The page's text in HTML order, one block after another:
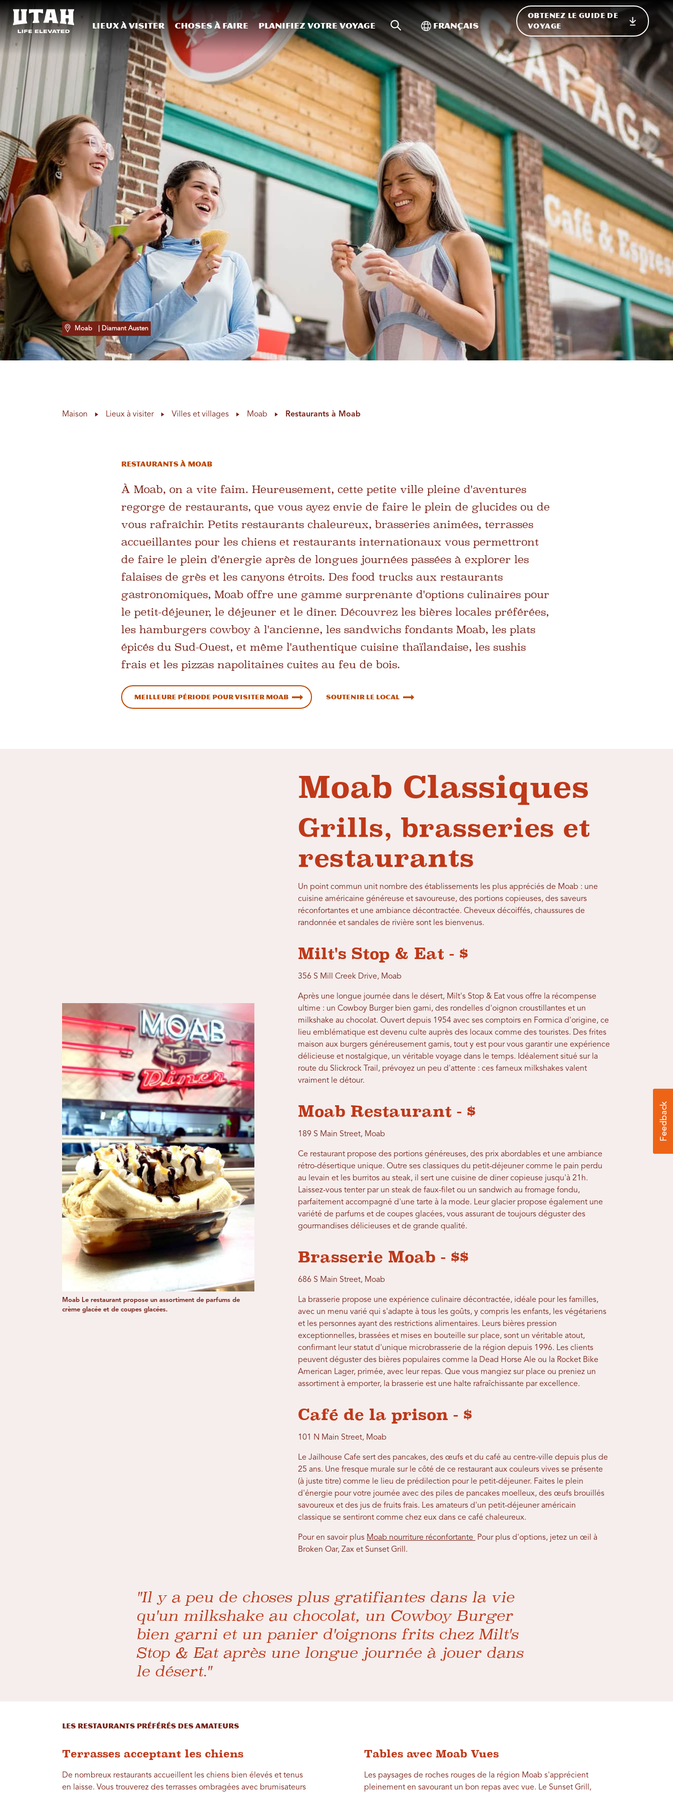
Skip to content
Lieux à visiter Choses à faire Planifiez votre voyage Recherche sur le site
Basculer vers l'international
Français
OBTENEZ LE GUIDE DE
VOYAGE
Moab | Diamant Austen
Maison Lieux à visiter Villes et villages Moab Restaurants à Moab
Restaurants à Moab
À Moab, on a vite faim. Heureusement, cette petite ville pleine d'aventures
regorge de restaurants, que vous ayez envie de faire le plein de glucides ou de
vous rafraîchir. Petits restaurants chaleureux, brasseries animées, terrasses
accueillantes pour les chiens et restaurants internationaux vous permettront
de faire le plein d'énergie après de longues journées passées à explorer les
falaises de grès et les canyons étroits. Des food trucks aux restaurants
gastronomiques, Moab offre une gamme surprenante d'options culinaires pour
le petit-déjeuner, le déjeuner et le dîner. Découvrez les bières locales préférées,
les hamburgers cowboy à l'ancienne, les sandwichs fondants Moab, les plats
épicés du Sud-Ouest, et même l'authentique cuisine thaïlandaise, les sushis
frais et les pizzas napolitaines cuites au feu de bois.
Meilleure période pour visiter Moab Soutenir le local
Moab Le restaurant propose un assortiment de parfums de
crème glacée et de coupes glacées.
Moab Classiques
Grills, brasseries et
restaurants
Un point commun unit nombre des établissements les plus appréciés de Moab : une
cuisine américaine généreuse et savoureuse, des portions copieuses, des saveurs
réconfortantes et une ambiance décontractée. Cheveux décoiffés, chaussures de
randonnée et sandales de rivière sont les bienvenus.
Milt's Stop & Eat - $
356 S Mill Creek Drive, Moab
Après une longue journée dans le désert, Milt's Stop & Eat vous offre la récompense
ultime : un Cowboy Burger bien garni, des rondelles d'oignon croustillantes et un
milkshake au chocolat. Ouvert depuis 1954 avec ses comptoirs en Formica d'origine, ce
lieu emblématique est devenu culte auprès des locaux comme des touristes. Des frites
maison aux burgers généreusement garnis, tout y est pour vous garantir une expérience
délicieuse et nostalgique, un véritable voyage dans le temps. Idéalement situé sur la
route du Slickrock Trail, prévoyez un peu d'attente : ces fameux milkshakes valent
vraiment le détour.
Moab Restaurant - $
189 S Main Street, Moab
Ce restaurant propose des portions généreuses, des prix abordables et une ambiance
rétro-désertique unique. Outre ses classiques du petit-déjeuner comme le pain perdu
au levain et les burritos au steak, il sert une cuisine de diner copieuse jusqu'à 21h.
Laissez-vous tenter par un steak de faux-filet ou un sandwich au fromage fondu,
parfaitement accompagné d'une tarte à la mode. Leur glacier propose également une
variété de parfums et de coupes glacées, vous assurant de toujours déguster des
gourmandises délicieuses et de grande qualité.
Brasserie Moab - $$
686 S Main Street, Moab
La brasserie propose une expérience culinaire décontractée, idéale pour les familles,
avec un menu varié qui s'adapte à tous les goûts, y compris les enfants, les végétariens
et les personnes ayant des restrictions alimentaires. Leurs bières pression
exceptionnelles, brassées et mises en bouteille sur place, sont un véritable atout,
confirmant leur statut d'unique microbrasserie de la région depuis 1996. Les clients
peuvent déguster des bières populaires comme la Dead Horse Ale ou la Rocket Bike
American Lager, primée, avec leur repas. Que vous mangiez sur place ou preniez un
assortiment à emporter, la brasserie est une halte rafraîchissante par excellence.
Café de la prison - $
101 N Main Street, Moab
Le Jailhouse Cafe sert des pancakes, des œufs et du café au centre-ville depuis plus de
25 ans. Une fresque murale sur le côté de ce restaurant aux couleurs vives se présente
(à juste titre) comme le lieu de prédilection pour le petit-déjeuner. Faites le plein
d'énergie pour votre journée avec des piles de pancakes moelleux, des œufs brouillés
savoureux et des jus de fruits frais. Les amateurs d'un petit-déjeuner américain
classique se sentiront comme chez eux dans ce café chaleureux.
Pour en savoir plus Moab nourriture réconfortante
Pour plus d'options, jetez un œil à
Broken Oar, Zax et Sunset Grill.
"Il y a peu de choses plus gratifiantes dans la vie
qu'un milkshake au chocolat, un Cowboy Burger
bien garni et un panier d'oignons frits chez Milt's
Stop & Eat après une longue journée à jouer dans
le désert."
Les restaurants préférés des amateurs
Terrasses acceptant les chiens
De nombreux restaurants accueillent les chiens bien élevés et tenus
en laisse. Vous trouverez des terrasses ombragées avec brumisateurs
Tables avec Moab Vues
Les paysages de roches rouges de la région Moab s'apprécient
pleinement en savourant un bon repas avec vue. Le Sunset Grill,